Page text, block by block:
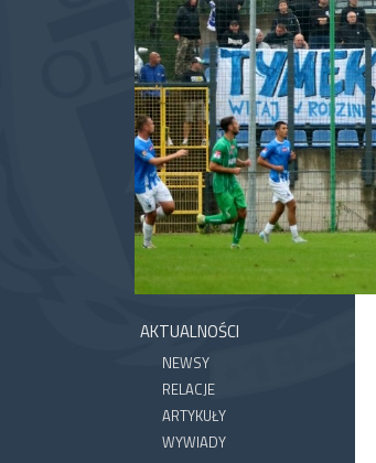
AKTUALNOŚCI
NEWSY
RELACJE
ARTYKUŁY
WYWIADY